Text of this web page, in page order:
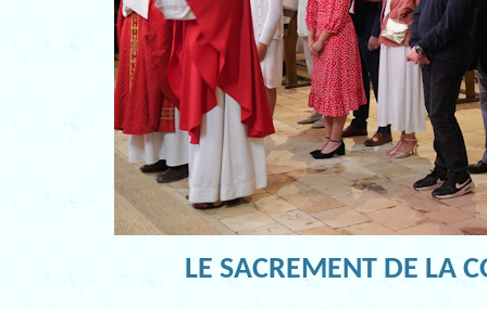
LE SACREMENT DE LA